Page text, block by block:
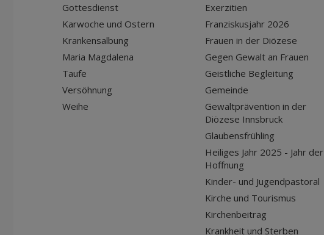
Gottesdienst
Karwoche und Ostern
Krankensalbung
Maria Magdalena
Taufe
Versöhnung
Weihe
Exerzitien
Franziskusjahr 2026
Frauen in der Diözese
Gegen Gewalt an Frauen
Geistliche Begleitung
Gemeinde
Gewaltprävention in der
Diözese Innsbruck
Glaubensfrühling
Heiliges Jahr 2025 - Jahr der
Hoffnung
Kinder- und Jugendpastoral
Kirche und Tourismus
Kirchenbeitrag
Krankheit und Sterben